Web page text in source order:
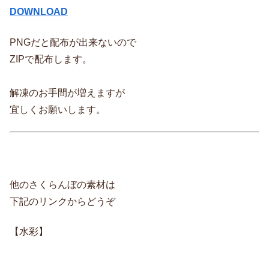
DOWNLOAD
PNGだと配布が出来ないので
ZIPで配布します。
解凍のお手間が増えますが
宜しくお願いします。
他のさくらんぼの素材は
下記のリンクからどうぞ
【水彩】